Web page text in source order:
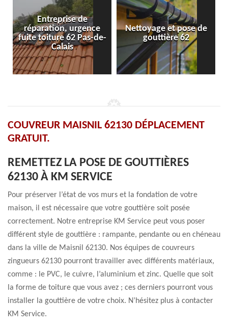
Entreprise de
réparation, urgence
fuite toiture 62 Pas-de-
Calais
Nettoyage et pose de
gouttière 62
COUVREUR MAISNIL 62130 DÉPLACEMENT
GRATUIT.
REMETTEZ LA POSE DE GOUTTIÈRES
62130 À KM SERVICE
Pour préserver l’état de vos murs et la fondation de votre
maison, il est nécessaire que votre gouttière soit posée
correctement. Notre entreprise KM Service peut vous poser
différent style de gouttière : rampante, pendante ou en chéneau
dans la ville de Maisnil 62130. Nos équipes de couvreurs
zingueurs 62130 pourront travailler avec différents matériaux,
comme : le PVC, le cuivre, l’aluminium et zinc. Quelle que soit
la forme de toiture que vous avez ; ces derniers pourront vous
installer la gouttière de votre choix. N’hésitez plus à contacter
KM Service.